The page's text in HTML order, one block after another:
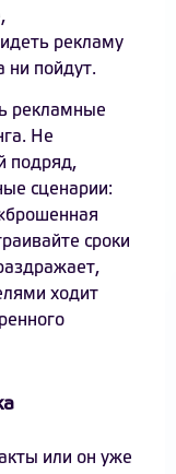
рекламу
ни пойдут.
рекламные
Не
подряд,
сценарии:
сроки
ходит
или он уже